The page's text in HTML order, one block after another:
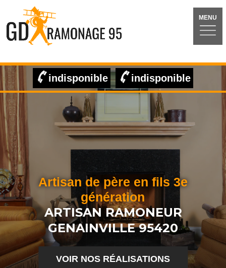
MENU
indisponible indisponible
Artisan de père en fils 3e
génération
ARTISAN RAMONEUR
GENAINVILLE 95420
VOIR NOS RÉALISATIONS